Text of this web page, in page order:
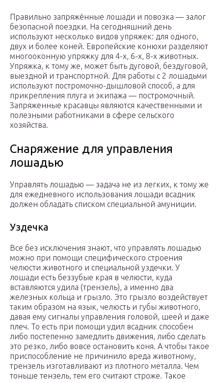
Правильно запряжённые лошади и повозка — залог
безопасной поездки. На сегодняшний день
используют несколько видов упряжек: для одного,
двух и более коней. Европейские конюхи разделяют
многооконную упряжку для 4-х, 6-х, 8-х животных.
Упряжка, к тому же, может быть дуговой, бездуговой,
выездной и транспортной. Для работы с 2 лошадьми
используют постромочно-дышловой способ, а для
прикрепления плуга и экипажа — постромочный.
Запряженные красавцы являются качественными и
полезными работниками в сфере сельского
хозяйства.
Снаряжение для управления
лошадью
Управлять лошадью — задача не из легких, к тому же
для ежедневного использования лошади всадник
должен обладать списком специальной амуниции.
Уздечка
Все без исключения знают, что управлять лошадью
можно при помощи специфического строения
челюсти животного и специальной уздечки. У
лошади есть беззубые края в челюсти, куда
вставляются удила (трензель), а именно два
железных кольца и грызло. Это грызло воздействует
таким образом на язык, челюсть и губы животного,
давая ему сигналы управления головой, шеей и даже
плеч. То есть при помощи удил всадник способен
либо постепенно замедлить движения, либо сделать
это резко, либо вовсе остановить коня. А чтобы такое
приспособление не причинило вреда животному,
трензель изготавливают из плотного металла. Чем
тоньше тензель, тем его считают строже. Такое